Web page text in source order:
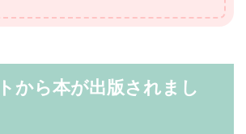
から本が出版されまし